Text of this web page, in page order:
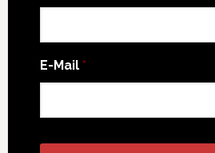
E-Mail *